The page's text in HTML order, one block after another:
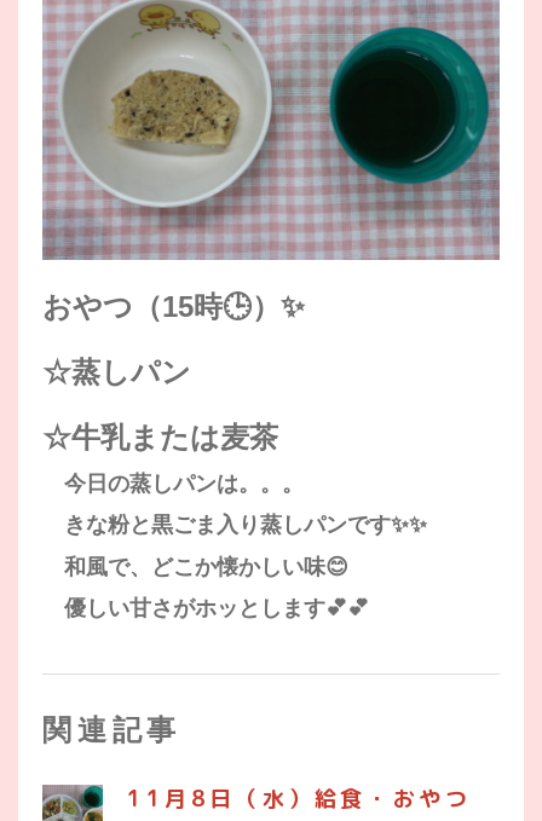
おやつ（15時🕒）✨
☆蒸しパン
☆牛乳または麦茶
今日の蒸しパンは。。。
きな粉と黒ごま入り蒸しパンです✨✨
和風で、どこか懐かしい味😊
優しい甘さがホッとします💕💕
関連記事
11月8日（水）給食・おやつ